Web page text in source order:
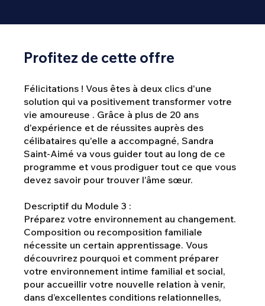
Profitez de cette offre
Félicitations ! Vous êtes à deux clics d'une
solution qui va positivement transformer votre
vie amoureuse . Grâce à plus de 20 ans
d'expérience et de réussites auprès des
célibataires qu'elle a accompagné, Sandra
Saint-Aimé va vous guider tout au long de ce
programme et vous prodiguer tout ce que vous
devez savoir pour trouver l'âme sœur.
Descriptif du Module 3 :
Préparez votre environnement au changement.
Composition ou recomposition familiale
nécessite un certain apprentissage. Vous
découvrirez pourquoi et comment préparer
votre environnement intime familial et social,
pour accueillir votre nouvelle relation à venir,
dans d’excellentes conditions relationnelles,